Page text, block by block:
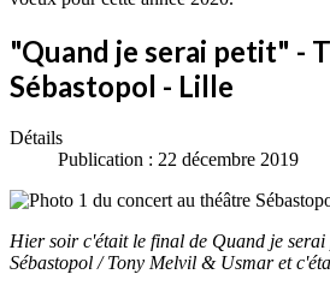
"Quand je serai petit" -
Sébastopol - Lille
Détails
Publication : 22 décembre 2019
Hier soir c'était le final de Quand je serai
Sébastopol / Tony Melvil & Usmar et